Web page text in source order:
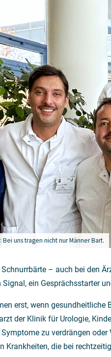
uns tragen nicht nur Männer Bart.
Schnurrbärte – auch bei den
ein Gesprächsstarter
erst, wenn
der Klinik für Urologie,
zu verdrängen
Krankheiten, die bei